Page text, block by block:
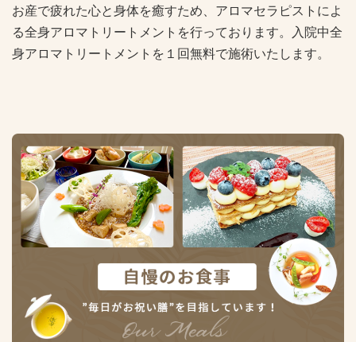
お産で疲れた心と身体を癒すため、アロマセラピストによ
る全身アロマトリートメントを行っております。入院中全
身アロマトリートメントを１回無料で施術いたします。